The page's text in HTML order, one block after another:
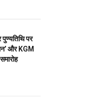
पर
और KGM